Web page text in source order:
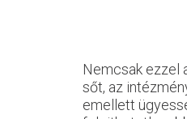
Nemcsak ezzel
sőt, az
emellett